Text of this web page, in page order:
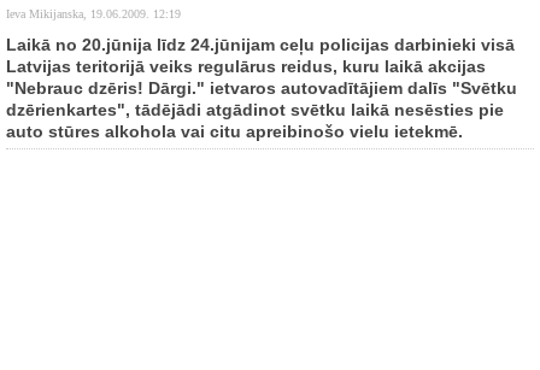
Ieva Mikijanska, 19.06.2009. 12:19
Laikā no 20.jūnija līdz 24.jūnijam ceļu policijas darbinieki visā
Latvijas teritorijā veiks regulārus reidus, kuru laikā akcijas
"Nebrauc dzēris! Dārgi." ietvaros autovadītājiem dalīs "Svētku
dzērienkartes", tādējādi atgādinot svētku laikā nesēsties pie
auto stūres alkohola vai citu apreibinošo vielu ietekmē.